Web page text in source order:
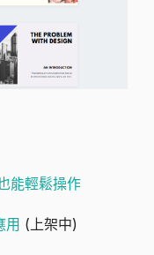
能輕鬆操作
用 (上架中)